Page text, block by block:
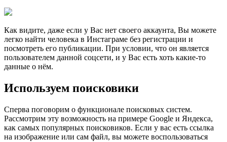
Как видите, даже если у Вас нет своего аккаунта, Вы можете
легко найти человека в Инстаграме без регистрации и
посмотреть его публикации. При условии, что он является
пользователем данной соцсети, и у Вас есть хоть какие-то
данные о нём.
Используем поисковики
Сперва поговорим о функционале поисковых систем.
Рассмотрим эту возможность на примере Google и Яндекса,
как самых популярных поисковиков. Если у вас есть ссылка
на изображение или сам файл, вы можете воспользоваться